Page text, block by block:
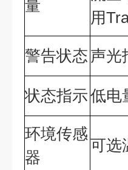
量
用
警告状态 声光
状态指示低电
环境传感
器
可选